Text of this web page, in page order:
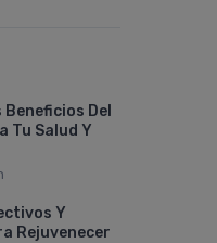
Del
Tu Salud Y
Y
Rejuvenecer